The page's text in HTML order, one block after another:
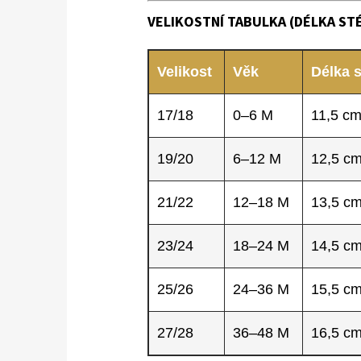
VELIKOSTNÍ TABULKA (DÉLKA
Velikost Věk Délka
17/18 0–6 M 11,5 cm
19/20 6–12 M 12,5 cm
21/22 12–18 M 13,5 cm
23/24 18–24 M 14,5 cm
25/26 24–36 M 15,5 cm
27/28 36–48 M 16,5 cm